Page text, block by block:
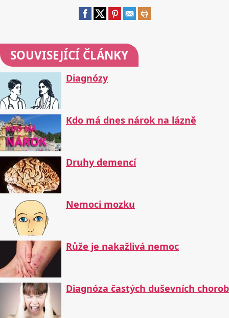
SOUVISEJÍCÍ ČLÁNKY
Diagnózy
Kdo má dnes nárok na lázně
Druhy demencí
Nemoci mozku
Růže je nakažlivá nemoc
Diagnóza častých duševních chorob